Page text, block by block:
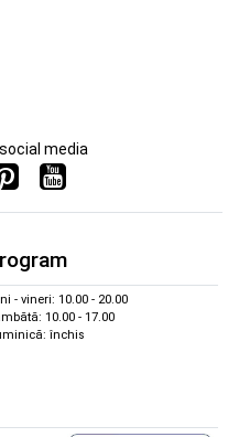
media
- vineri: 10.00 - 20.00
10.00 - 17.00
închis